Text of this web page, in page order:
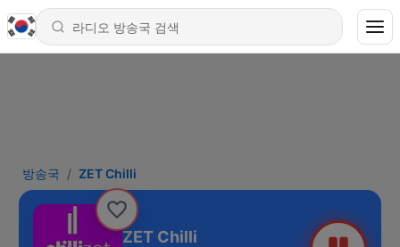
방송국 ZET Chilli
ZET Chilli